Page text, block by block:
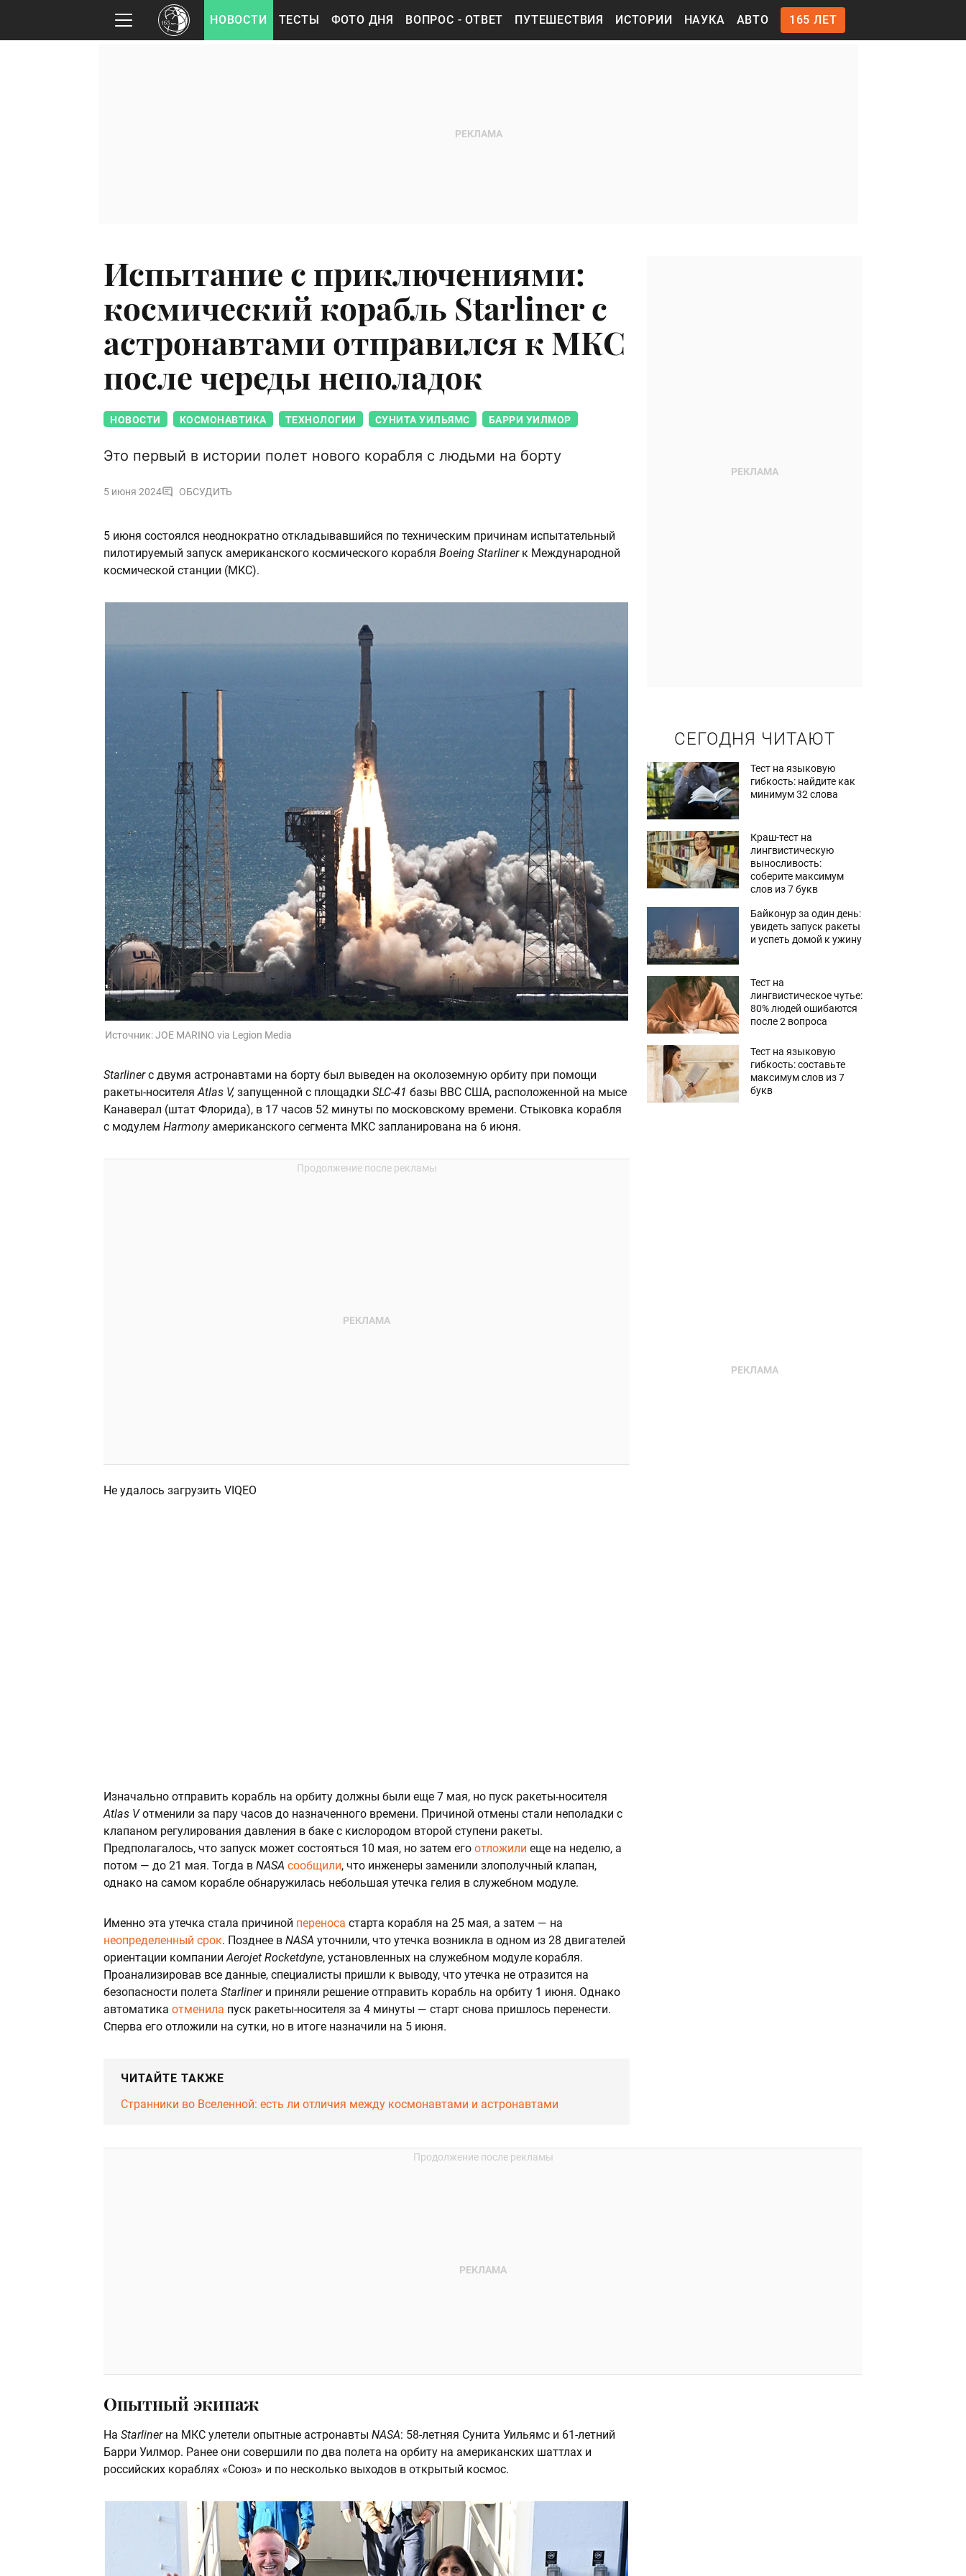
НОВОСТИ ТЕСТЫ ФОТО ДНЯ ВОПРОС - ОТВЕТ ПУТЕШЕСТВИЯ ИСТОРИИ НАУКА АВТО 165 ЛЕТ
Испытание с приключениями:
космический корабль Starliner с
астронавтами отправился к МКС
после череды неполадок
НОВОСТИ КОСМОНАВТИКА ТЕХНОЛОГИИ СУНИТА УИЛЬЯМС БАРРИ УИЛМОР
Это первый в истории полет нового корабля с людьми на борту
5 июня 2024 ОБСУДИТЬ
5 июня состоялся неоднократно откладывавшийся по техническим причинам испытательный
пилотируемый запуск американского космического корабля Boeing Starlinerк Международной
космической станции (МКС).
Источник:JOE MARINO via Legion Media
Starlinerс двумя астронавтами на борту был выведен на околоземную орбиту при помощи
ракеты-носителяAtlas V, запущенной с площадки SLC-41 базы ВВС США, расположенной на мысе
Канаверал (штат Флорида), в 17 часов 52 минуты по московскому времени. Стыковка корабля
с модулем Harmony американского сегмента МКС запланирована на 6 июня.
Не удалось загрузить VIQEO
Изначально отправить корабль на орбиту должны были еще 7 мая, но пуск ракеты-носителя
Atlas Vотменили за пару часов до назначенного времени. Причиной отмены стали неполадки с
клапаном регулирования давления в баке с кислородом второй ступени ракеты.
Предполагалось, что запуск может состояться 10 мая, но затем его отложили еще на неделю, а
потом — до 21 мая. Тогда в NASA сообщили, что инженеры заменили злополучный клапан,
однако на самом корабле обнаружилась небольшая утечка гелия в служебном модуле.
Именно эта утечка стала причиной переноса старта корабля на 25 мая, а затем — на
неопределенный срок. Позднее в NASA уточнили, что утечка возникла в одном из 28 двигателей
ориентации компанииAerojet Rocketdyne, установленных на служебном модуле корабля.
Проанализировав все данные, специалисты пришли к выводу, что утечка не отразится на
безопасности полета Starliner и приняли решение отправить корабль на орбиту 1 июня. Однако
автоматика отменила пуск ракеты-носителя за 4 минуты — старт снова пришлось перенести.
Сперва его отложили на сутки, но в итоге назначили на 5 июня.
ЧИТАЙТЕ ТАКЖЕ
Странники во Вселенной: есть ли отличия между космонавтами и астронавтами
Опытный экипаж
На Starliner на МКС улетели опытные астронавты NASA: 58-летняя Сунита Уильямс и 61-летний
Барри Уилмор. Ранее они совершили по два полета на орбиту на американских шаттлах и
российских кораблях «Союз» и по несколько выходов в открытый космос.
СЕГОДНЯ ЧИТАЮТ
Тест на языковую
гибкость: найдите как
минимум 32 слова
Краш-тест на
лингвистическую
выносливость:
соберите максимум
слов из 7 букв
Байконур за один день:
увидеть запуск ракеты
и успеть домой к ужину
Тест на
лингвистическое чутье:
80% людей ошибаются
после 2 вопроса
Тест на языковую
гибкость: составьте
максимум слов из 7
букв